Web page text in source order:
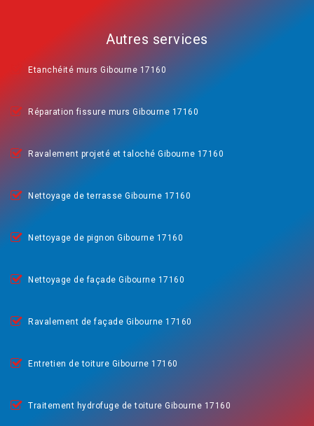
Autres services
Etanchéité murs Gibourne 17160
Réparation fissure murs Gibourne 17160
Ravalement projeté et taloché Gibourne 17160
Nettoyage de terrasse Gibourne 17160
Nettoyage de pignon Gibourne 17160
Nettoyage de façade Gibourne 17160
Ravalement de façade Gibourne 17160
Entretien de toiture Gibourne 17160
Traitement hydrofuge de toiture Gibourne 17160